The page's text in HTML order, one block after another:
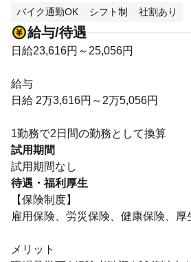
バイク通勤OK シフト制 社割あり
給与/待遇
日給23,616円～25,056円
給与
日給 2万3,616円～2万5,056円
1勤務で2日間の勤務として換算
試用期間
試用期間なし
待遇・福利厚生
【保険制度】
雇用保険、労災保険、健康保険、厚
メリット